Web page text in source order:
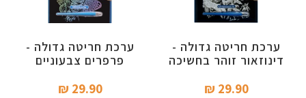
ערכת חריטה גדולה -
דינוזאור זוהר בחשיכה
29.90 ₪‎
ערכת חריטה גדולה -
פרפרים צבעוניים
29.90 ₪‎